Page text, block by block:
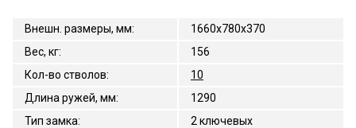
Внешн. размеры, мм:
1660x780x370
Вес, кг:
156
Кол-во стволов:
10
Длина ружей, мм:
1290
Тип замка:
2 ключевых